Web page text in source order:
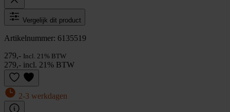
Vergelijk dit product
Artikelnummer: 6135519
279,- Incl. 21% BTW
279,- incl. 21% BTW
2-3 werkdagen